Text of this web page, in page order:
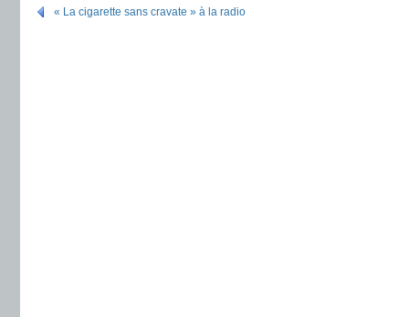
« La cigarette sans cravate » à la radio